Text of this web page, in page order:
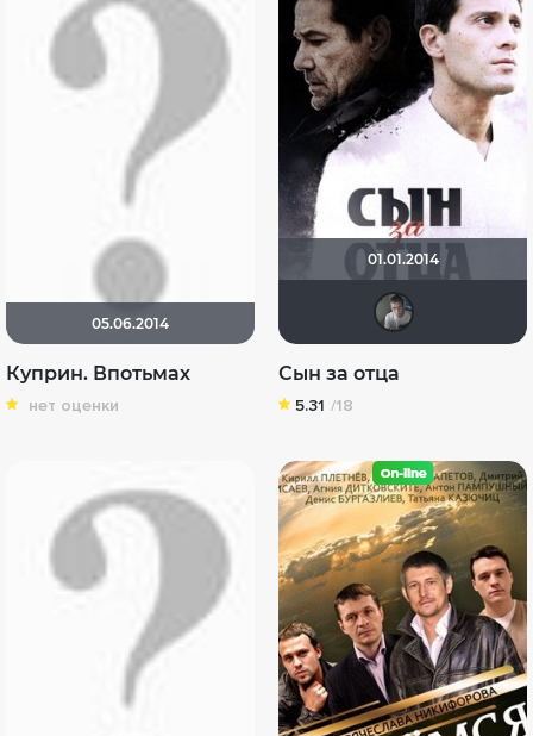
05.06.2014
Куприн. Впотьмах
нет оценки
01.01.2014
Сын за отца
5.31 /18